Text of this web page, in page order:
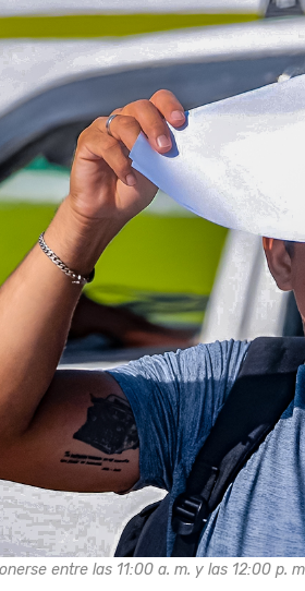
entre las 11:00 a. m. y las 12:00 p.